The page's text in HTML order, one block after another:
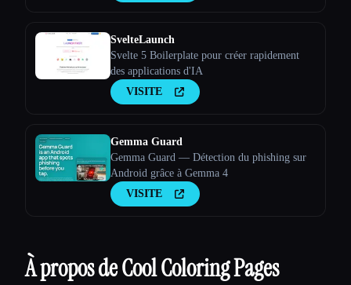
SvelteLaunch
Svelte 5 Boilerplate pour créer rapidement
des applications d'IA
VISITE
Gemma Guard
Gemma Guard — Détection du phishing sur
Android grâce à Gemma 4
VISITE
À propos de Cool Coloring Pages